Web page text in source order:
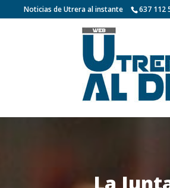
Noticias de Utrera al instante 637 112